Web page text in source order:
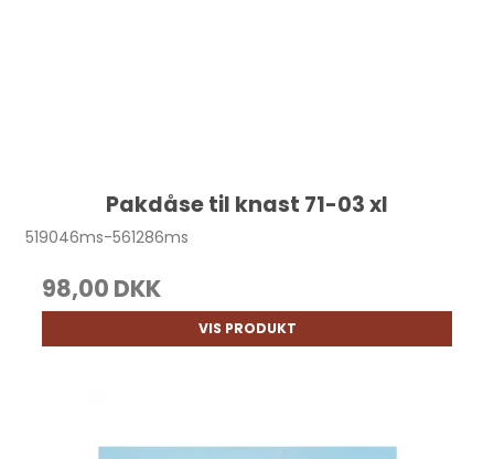
Pakdåse til knast 71-03 xl
519046ms-561286ms
98,00 DKK
VIS PRODUKT